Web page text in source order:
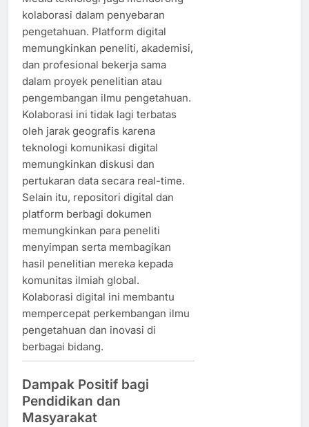
kolaborasi dalam penyebaran
pengetahuan. Platform digital
memungkinkan peneliti, akademisi,
dan profesional bekerja sama
dalam proyek penelitian atau
pengembangan ilmu pengetahuan.
Kolaborasi ini tidak lagi terbatas
oleh jarak geografis karena
teknologi komunikasi digital
memungkinkan diskusi dan
pertukaran data secara real-time.
Selain itu, repositori digital dan
platform berbagi dokumen
memungkinkan para peneliti
menyimpan serta membagikan
hasil penelitian mereka kepada
komunitas ilmiah global.
Kolaborasi digital ini membantu
mempercepat perkembangan ilmu
pengetahuan dan inovasi di
berbagai bidang.
Dampak Positif bagi
Pendidikan dan
Masyarakat